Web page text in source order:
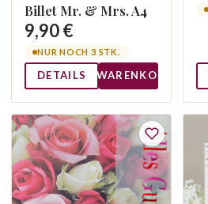
Billet Mr. & Mrs. A4
9,90 €
NUR NOCH 3 STK.
DETAILS WARENKORB